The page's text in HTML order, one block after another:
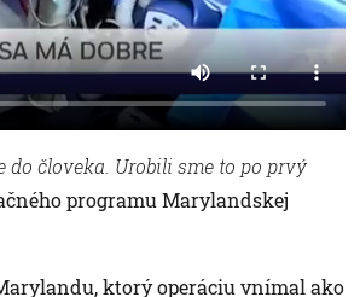
človeka. Urobili sme to po prvý
programu Marylandskej
ktorý operáciu vnímal ako